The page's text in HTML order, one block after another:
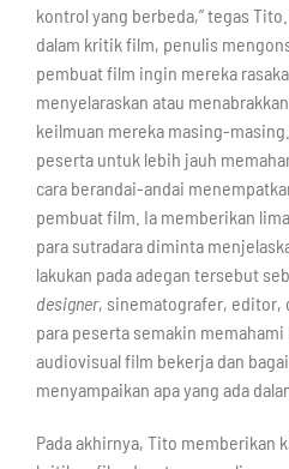
kontrol yang berbeda,” tegas
dalam kritik film, penulis
pembuat film ingin mereka
menyelaraskan atau
keilmuan mereka masing-
peserta untuk lebih jauh
cara berandai-andai
pembuat film. Ia memberikan
para sutradara diminta
lakukan pada adegan tersebut
designer, sinematografer, editor,
para peserta semakin memahami
audiovisual film bekerja dan
menyampaikan apa yang ada
Pada akhirnya, Tito memberikan